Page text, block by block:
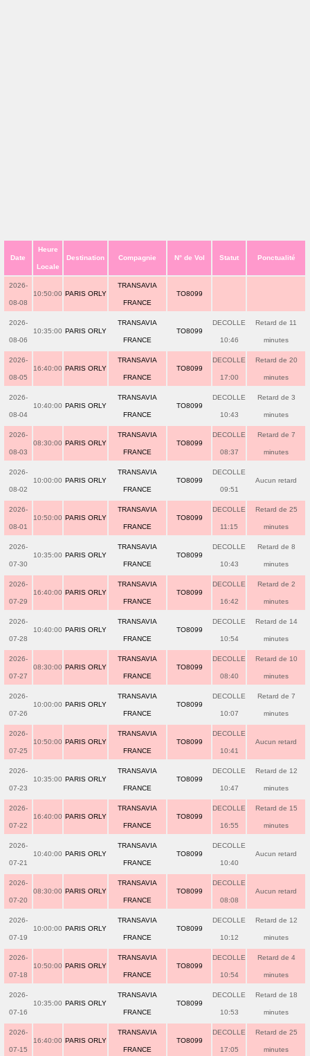
Date
Heure
Locale
Destination Compagnie N° de Vol Statut Ponctualité
2026-
08-08
10:50:00 PARIS ORLY
TRANSAVIA
FRANCE
TO8099
2026-
08-06
10:35:00 PARIS ORLY
TRANSAVIA
FRANCE
TO8099
DECOLLE
10:46
Retard de 11
minutes
2026-
08-05
16:40:00 PARIS ORLY
TRANSAVIA
FRANCE
TO8099
DECOLLE
17:00
Retard de 20
minutes
2026-
08-04
10:40:00 PARIS ORLY
TRANSAVIA
FRANCE
TO8099
DECOLLE
10:43
Retard de 3
minutes
2026-
08-03
08:30:00 PARIS ORLY
TRANSAVIA
FRANCE
TO8099
DECOLLE
08:37
Retard de 7
minutes
2026-
08-02
10:00:00 PARIS ORLY
TRANSAVIA
FRANCE
TO8099
DECOLLE
09:51
Aucun retard
2026-
08-01
10:50:00 PARIS ORLY
TRANSAVIA
FRANCE
TO8099
DECOLLE
11:15
Retard de 25
minutes
2026-
07-30
10:35:00 PARIS ORLY
TRANSAVIA
FRANCE
TO8099
DECOLLE
10:43
Retard de 8
minutes
2026-
07-29
16:40:00 PARIS ORLY
TRANSAVIA
FRANCE
TO8099
DECOLLE
16:42
Retard de 2
minutes
2026-
07-28
10:40:00 PARIS ORLY
TRANSAVIA
FRANCE
TO8099
DECOLLE
10:54
Retard de 14
minutes
2026-
07-27
08:30:00 PARIS ORLY
TRANSAVIA
FRANCE
TO8099
DECOLLE
08:40
Retard de 10
minutes
2026-
07-26
10:00:00 PARIS ORLY
TRANSAVIA
FRANCE
TO8099
DECOLLE
10:07
Retard de 7
minutes
2026-
07-25
10:50:00 PARIS ORLY
TRANSAVIA
FRANCE
TO8099
DECOLLE
10:41
Aucun retard
2026-
07-23
10:35:00 PARIS ORLY
TRANSAVIA
FRANCE
TO8099
DECOLLE
10:47
Retard de 12
minutes
2026-
07-22
16:40:00 PARIS ORLY
TRANSAVIA
FRANCE
TO8099
DECOLLE
16:55
Retard de 15
minutes
2026-
07-21
10:40:00 PARIS ORLY
TRANSAVIA
FRANCE
TO8099
DECOLLE
10:40
Aucun retard
2026-
07-20
08:30:00 PARIS ORLY
TRANSAVIA
FRANCE
TO8099
DECOLLE
08:08
Aucun retard
2026-
07-19
10:00:00 PARIS ORLY
TRANSAVIA
FRANCE
TO8099
DECOLLE
10:12
Retard de 12
minutes
2026-
07-18
10:50:00 PARIS ORLY
TRANSAVIA
FRANCE
TO8099
DECOLLE
10:54
Retard de 4
minutes
2026-
07-16
10:35:00 PARIS ORLY
TRANSAVIA
FRANCE
TO8099
DECOLLE
10:53
Retard de 18
minutes
2026-
07-15
16:40:00 PARIS ORLY
TRANSAVIA
FRANCE
TO8099
DECOLLE
17:05
Retard de 25
minutes